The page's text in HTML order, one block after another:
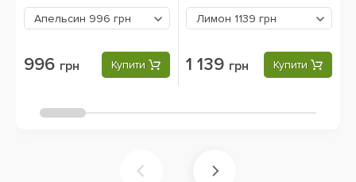
Апельсин 996 грн
996 грн Купити
Лимон 1139 грн
1 139 грн Купити